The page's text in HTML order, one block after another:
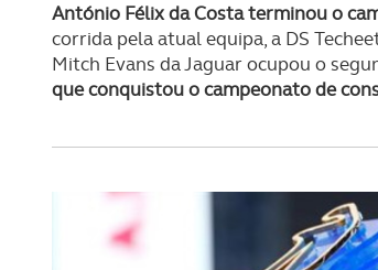
António Félix da Costa terminou o
corrida pela atual equipa, a DS
Mitch Evans da Jaguar ocupou o
que conquistou o campeonato de